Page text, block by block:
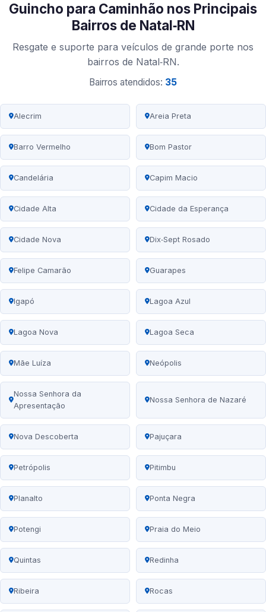
Guincho para Caminhão nos Principais
Bairros de Natal‑RN
Resgate e suporte para veículos de grande porte nos
bairros de Natal‑RN.
Bairros atendidos: 35
Alecrim Areia Preta
Barro Vermelho Bom Pastor
Candelária Capim Macio
Cidade Alta Cidade da Esperança
Cidade Nova Dix‑Sept Rosado
Felipe Camarão Guarapes
Igapó Lagoa Azul
Lagoa Nova Lagoa Seca
Mãe Luíza Neópolis
Nossa Senhora da
Apresentação
Nossa Senhora de Nazaré
Nova Descoberta Pajuçara
Petrópolis Pitimbu
Planalto Ponta Negra
Potengi Praia do Meio
Quintas Redinha
Ribeira Rocas